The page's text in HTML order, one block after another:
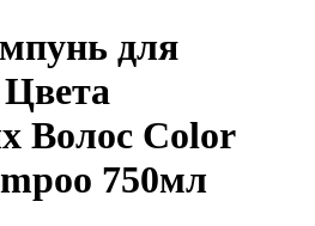
для
Волос Color
750мл